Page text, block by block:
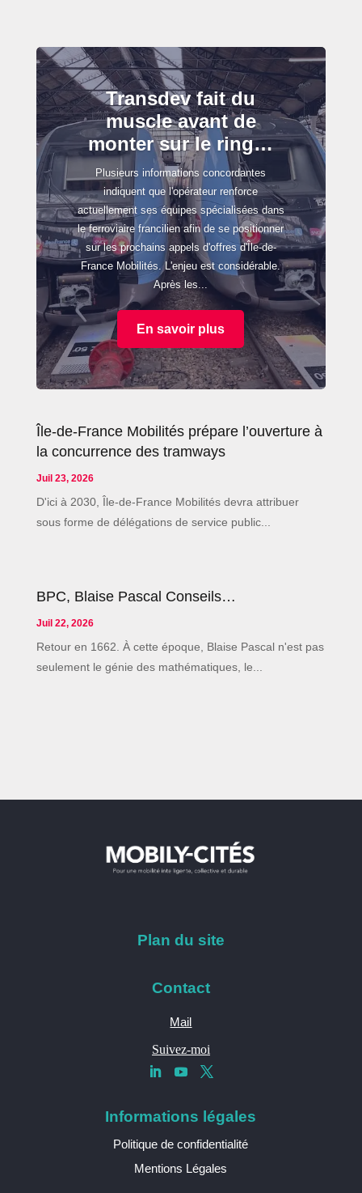
Transdev fait du
muscle avant de
monter sur le ring…
Plusieurs informations concordantes
indiquent que l'opérateur renforce
actuellement ses équipes spécialisées dans
le ferroviaire francilien afin de se positionner
sur les prochains appels d'offres d'Île-de-
France Mobilités. L'enjeu est considérable.
Après les...
En savoir plus
Île-de-France Mobilités prépare l’ouverture à
la concurrence des tramways
Juil 23, 2026
D'ici à 2030, Île-de-France Mobilités devra attribuer
sous forme de délégations de service public...
BPC, Blaise Pascal Conseils…
Juil 22, 2026
Retour en 1662. À cette époque, Blaise Pascal n'est pas
seulement le génie des mathématiques, le...
Plan du site
Contact
Mail
Suivez-moi
Informations légales
Politique de confidentialité
Mentions Légales